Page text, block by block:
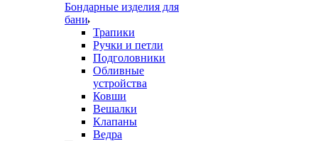
Бондарные изделия для
бани
Трапики
Ручки и петли
Подголовники
Обливные
устройства
Ковши
Вешалки
Клапаны
Ведра